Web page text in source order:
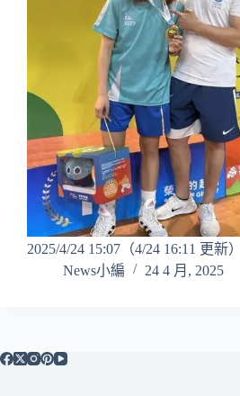
2025/4/24 15:07（4/24 16:11 更新
News小編
24 4 月, 2025